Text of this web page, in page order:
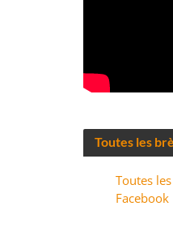
Toutes les
Toutes
Facebook